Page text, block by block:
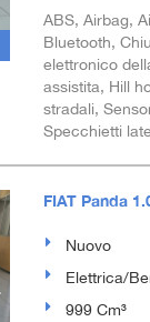
ABS, Airbag,
Bluetooth,
elettronico
assistita, Hill
stradali,
Specchietti
FIAT Panda
Nuovo
Elettrica/
999 Cm³